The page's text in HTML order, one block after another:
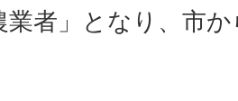
業者」となり、市